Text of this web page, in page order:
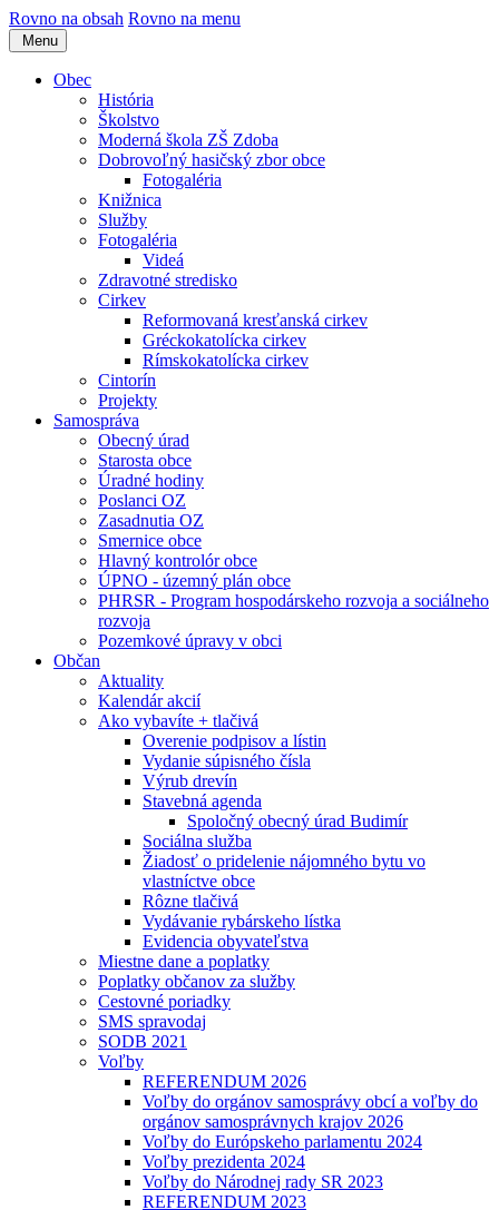
Rovno na obsah Rovno na menu
Menu
Obec
História
Školstvo
Moderná škola ZŠ Zdoba
Dobrovoľný hasičský zbor obce
Fotogaléria
Knižnica
Služby
Fotogaléria
Videá
Zdravotné stredisko
Cirkev
Reformovaná kresťanská cirkev
Gréckokatolícka cirkev
Rímskokatolícka cirkev
Cintorín
Projekty
Samospráva
Obecný úrad
Starosta obce
Úradné hodiny
Poslanci OZ
Zasadnutia OZ
Smernice obce
Hlavný kontrolór obce
ÚPNO - územný plán obce
PHRSR - Program hospodárskeho rozvoja a sociálneho
rozvoja
Pozemkové úpravy v obci
Občan
Aktuality
Kalendár akcií
Ako vybavíte + tlačivá
Overenie podpisov a lístin
Vydanie súpisného čísla
Výrub drevín
Stavebná agenda
Spoločný obecný úrad Budimír
Sociálna služba
Žiadosť o pridelenie nájomného bytu vo
vlastníctve obce
Rôzne tlačivá
Vydávanie rybárskeho lístka
Evidencia obyvateľstva
Miestne dane a poplatky
Poplatky občanov za služby
Cestovné poriadky
SMS spravodaj
SODB 2021
Voľby
REFERENDUM 2026
Voľby do orgánov samosprávy obcí a voľby do
orgánov samosprávnych krajov 2026
Voľby do Európskeho parlamentu 2024
Voľby prezidenta 2024
Voľby do Národnej rady SR 2023
REFERENDUM 2023